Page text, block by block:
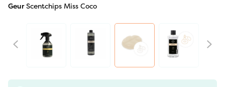
GeurScentchips Miss Coco